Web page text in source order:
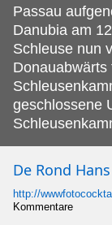
Passau
Danubia am
Schleuse nun
geschlossene
De Rond
http://
Kommentare